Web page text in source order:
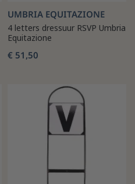
UMBRIA EQUITAZIONE
4 letters dressuur RSVP Umbria
Equitazione
€ 51,50